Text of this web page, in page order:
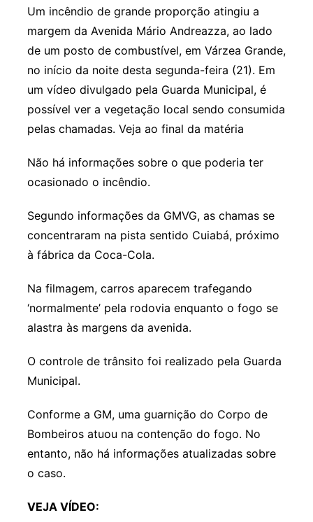
Um incêndio de grande proporção atingiu a
margem da Avenida Mário Andreazza, ao lado
de um posto de combustível, em Várzea Grande,
no início da noite desta segunda-feira (21). Em
um vídeo divulgado pela Guarda Municipal, é
possível ver a vegetação local sendo consumida
pelas chamadas. Veja ao final da matéria
Não há informações sobre o que poderia ter
ocasionado o incêndio.
Segundo informações da GMVG, as chamas se
concentraram na pista sentido Cuiabá, próximo
à fábrica da Coca-Cola.
Na filmagem, carros aparecem trafegando
‘normalmente’ pela rodovia enquanto o fogo se
alastra às margens da avenida.
O controle de trânsito foi realizado pela Guarda
Municipal.
Conforme a GM, uma guarnição do Corpo de
Bombeiros atuou na contenção do fogo. No
entanto, não há informações atualizadas sobre
o caso.
VEJA VÍDEO: